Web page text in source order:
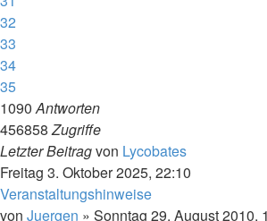
32
33
34
35
1090Antworten
456858Zugriffe
Letzter Beitragvon Lycobates
Freitag 3. Oktober 2025, 22:10
Veranstaltungshinweise
von Juergen » Sonntag 29. August 2010,